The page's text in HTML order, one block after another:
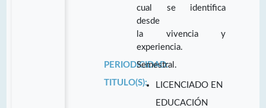
cual se identifica
desde
la vivencia y
experiencia.
PERIODICIDAD:
Semestral.
TITULO(S):
LICENCIADO EN
EDUCACIÓN